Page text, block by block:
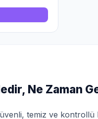
Ne Zaman
temiz ve